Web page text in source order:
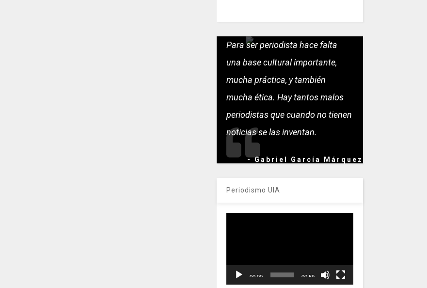
Para ser periodista hace falta
una base cultural importante,
mucha práctica, y también
mucha ética. Hay tantos malos
periodistas que cuando no tienen
noticias se las inventan.
- Gabriel García Márquez
Periodismo UIA
00:00 00:59